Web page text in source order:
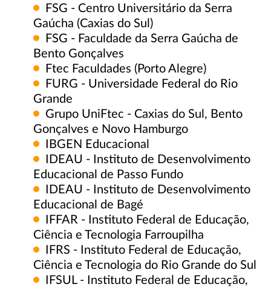
FSG - Centro Universitário da Serra
Gaúcha (Caxias do Sul)
FSG - Faculdade da Serra Gaúcha de
Bento Gonçalves
Ftec Faculdades (Porto Alegre)
FURG - Universidade Federal do Rio
Grande
Grupo UniFtec - Caxias do Sul, Bento
Gonçalves e Novo Hamburgo
IBGEN Educacional
IDEAU - Instituto de Desenvolvimento
Educacional de Passo Fundo
IDEAU - Instituto de Desenvolvimento
Educacional de Bagé
IFFAR - Instituto Federal de Educação,
Ciência e Tecnologia Farroupilha
IFRS - Instituto Federal de Educação,
Ciência e Tecnologia do Rio Grande do Sul
IFSUL - Instituto Federal de Educação,